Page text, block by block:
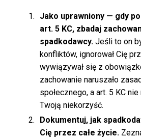
Jako uprawniony — gdy
art. 5 KC, zbadaj
spadkodawcy. Jeśli to on
konfliktów, ignorował Cię
wywiązywał się z
zachowanie naruszało
społecznego, a art. 5 KC
Twoją niekorzyść.
Dokumentuj, jak
Cię przez całe życie.